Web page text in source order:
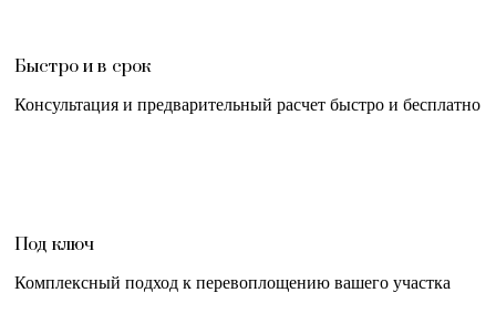
Быстро и в срок
Консультация и предварительный расчет быстро и бесплатно
Под ключ
Комплексный подход к перевоплощению вашего участка